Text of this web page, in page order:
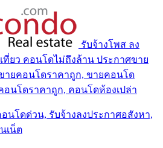
รับจ้างโพส ลง
ยว คอนโดไม่ถึงล้าน ประกาศขาย
ายคอนโดราคาถูก, ขายคอนโด
อนโดราคาถูก, คอนโดห้องเปล่า
นโดด่วน, รับจ้างลงประกาศอสังหา,
เน็ต